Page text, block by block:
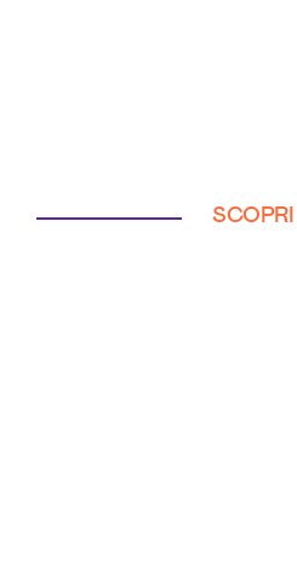
SCOPRI